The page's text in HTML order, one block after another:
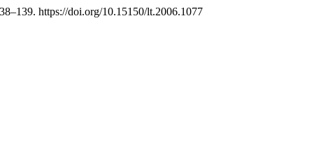
https://doi.org/10.15150/lt.2006.1077